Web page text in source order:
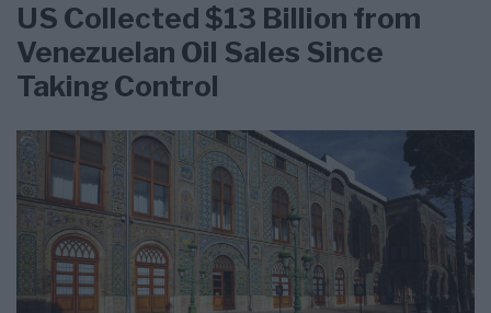
US Collected $13 Billion from
Venezuelan Oil Sales Since
Taking Control